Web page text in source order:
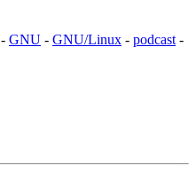
- GNU - GNU/Linux - podcast-